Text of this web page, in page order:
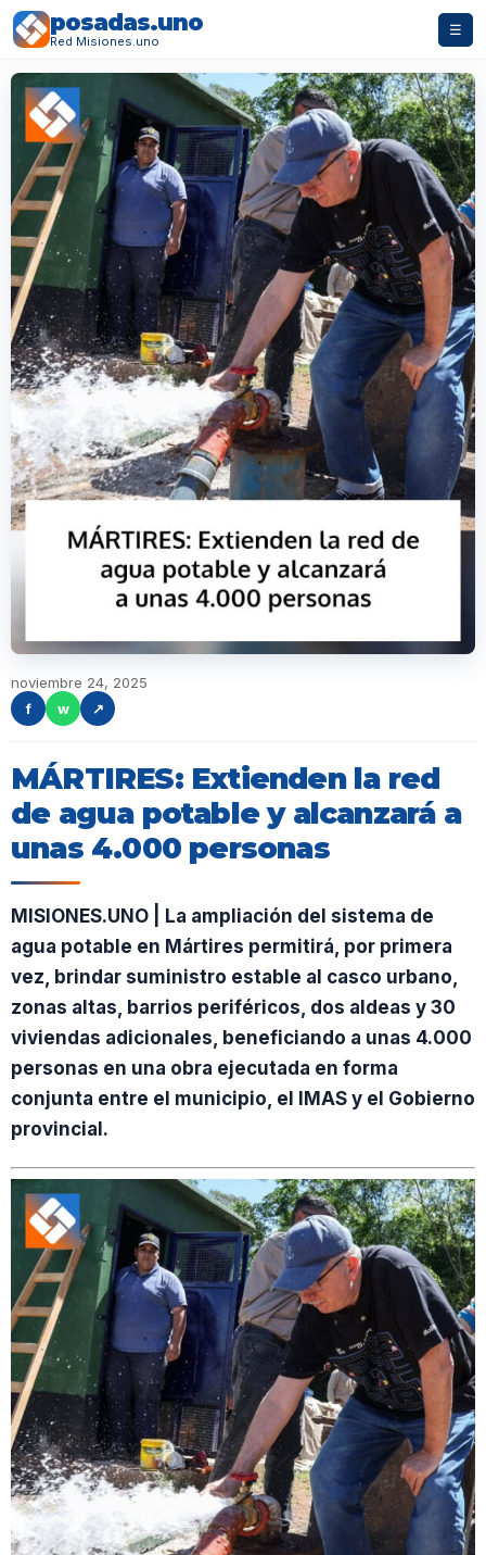
posadas.uno
Red Misiones.uno
☰
noviembre 24, 2025
f
w ↗
MÁRTIRES: Extienden la red
de agua potable y alcanzará a
unas 4.000 personas
MISIONES.UNO | La ampliación del sistema de
agua potable en Mártires permitirá, por primera
vez, brindar suministro estable al casco urbano,
zonas altas, barrios periféricos, dos aldeas y 30
viviendas adicionales, beneficiando a unas 4.000
personas en una obra ejecutada en forma
conjunta entre el municipio, el IMAS y el Gobierno
provincial.